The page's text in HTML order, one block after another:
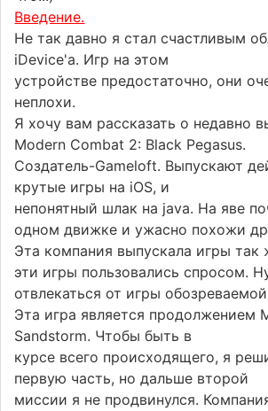
Введение.
Не так давно я стал счастливым
iDevice'а. Игр на этом
устройстве предостаточно, они
неплохи.
Я хочу вам рассказать о недавно
Modern Combat 2: Black Pegasus.
Создатель-Gameloft. Выпускают
крутые игры на iOS, и
непонятный шлак на java. На яве
одном движке и ужасно похожи
Эта компания выпускала игры так
эти игры пользовались спросом.
отвлекаться от игры
Эта игра является продолжением
Sandstorm. Чтобы быть в
курсе всего происходящего, я
первую часть, но дальше второй
миссии я не продвинулся.